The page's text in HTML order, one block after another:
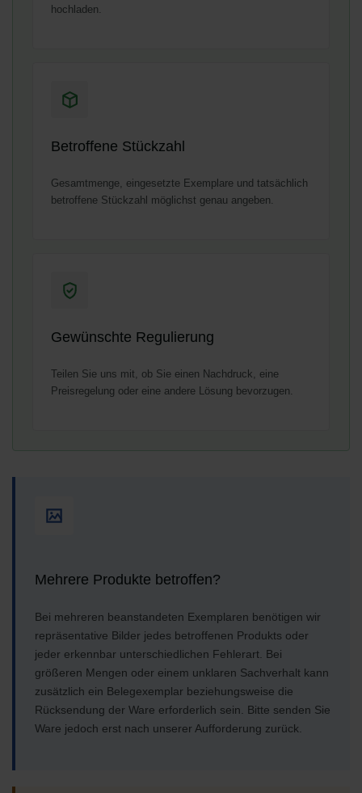
hochladen.
Betroffene Stückzahl
Gesamtmenge, eingesetzte Exemplare und tatsächlich
betroffene Stückzahl möglichst genau angeben.
Gewünschte Regulierung
Teilen Sie uns mit, ob Sie einen Nachdruck, eine
Preisregelung oder eine andere Lösung bevorzugen.
Mehrere Produkte betroffen?
Bei mehreren beanstandeten Exemplaren benötigen wir
repräsentative Bilder jedes betroffenen Produkts oder
jeder erkennbar unterschiedlichen Fehlerart. Bei
größeren Mengen oder einem unklaren Sachverhalt kann
zusätzlich ein Belegexemplar beziehungsweise die
Rücksendung der Ware erforderlich sein. Bitte senden Sie
Ware jedoch erst nach unserer Aufforderung zurück.